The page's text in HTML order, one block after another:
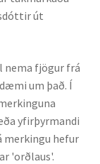
út
nema fjögur frá
um það. Í
yfirþyrmandi
merkingu hefur
'orðlaus'.